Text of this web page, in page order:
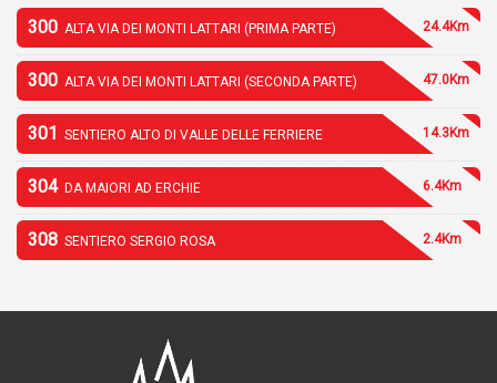
300 ALTA VIA DEI MONTI LATTARI (PRIMA PARTE) 24.4Km
300 ALTA VIA DEI MONTI LATTARI (SECONDA PARTE) 47.0Km
301 SENTIERO ALTO DI VALLE DELLE FERRIERE 14.3Km
304 DA MAIORI AD ERCHIE 6.4Km
308 SENTIERO SERGIO ROSA 2.4Km